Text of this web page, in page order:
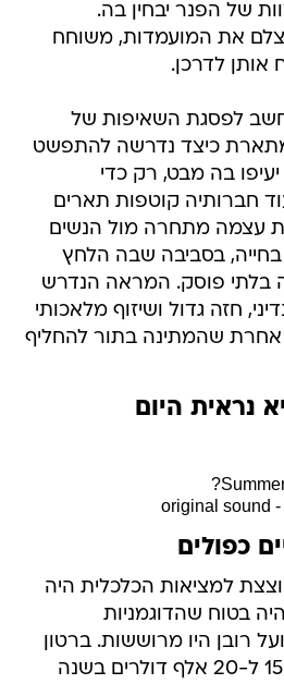
של הפנר יבחין בה.
את המועמדות, משוחח
אותן לדרכן.
לפסגת השאיפות של
מתארת כיצד נדרשה להתפשט
יעיפו בה מבט, רק כדי
חברותיה קוטפות תארים
עצמה מתחרה מול הנשים
בסביבה שבה הלחץ
בלתי פוסק. המראה הנדרש
חזה גדול ושיזוף מלאכותי
אחרת שהמתינה בתור להחליף
נראית היום
כפולים
למציאות הכלכלית היה
בטוח שהדוגמניות
רובן היו מרוששות. ברטון
מציינת כי הרוויחה בין 15 ל-20 אלף דולרים בשנה